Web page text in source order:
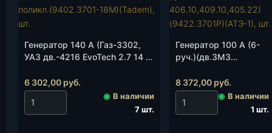
Генератор 140 А (Газ-3302,
УАЗ дв.-4216 EvoTech 2.7 14 В
(Tadem), шт.
6 302,00 руб.
◉ В наличии
7 шт.
Генератор 100 А (6-
руч.)(дв.ЗМЗ
(9422.3701Р)(АТЭ-1),
шт.
8 372,00 руб.
◉ В наличии
1 шт.